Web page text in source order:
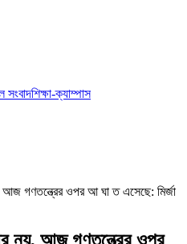
সংবাদশিক্ষা-ক্যাম্পাস
গণতন্ত্রের ওপর আ ঘা ত এসেছে: মির্জা